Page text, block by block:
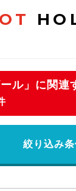
ール」に関
絞り込み